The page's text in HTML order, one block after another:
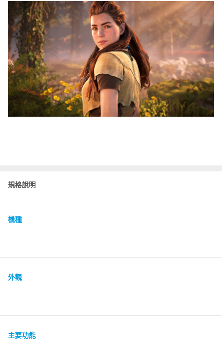
規格說明
機種
外觀
主要功能